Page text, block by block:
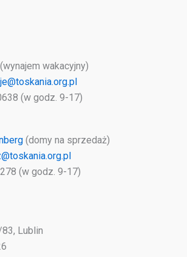
wakacyjny)
(w godz. 9-17)
(domy na sprzedaż)
(w godz. 9-17)
Lublin